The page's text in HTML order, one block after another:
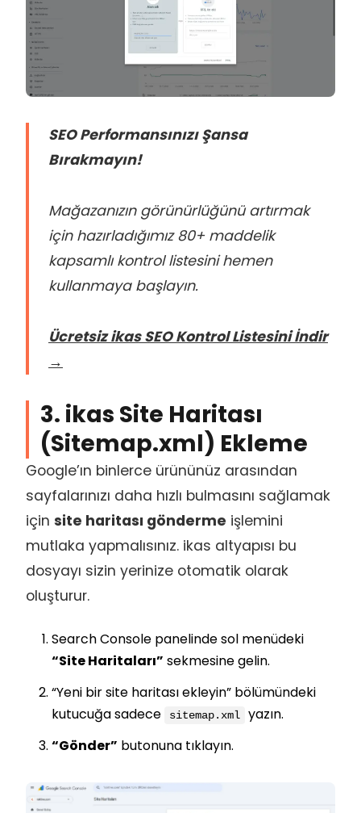
SEO Performansınızı Şansa
Bırakmayın!
Mağazanızın görünürlüğünü artırmak
için hazırladığımız 80+ maddelik
kapsamlı kontrol listesini hemen
kullanmaya başlayın.
Ücretsiz ikas SEO Kontrol Listesini İndir
→
3. ikas Site Haritası
(Sitemap.xml) Ekleme
Google’ın binlerce ürününüz arasından
sayfalarınızı daha hızlı bulmasını sağlamak
için site haritası gönderme işlemini
mutlaka yapmalısınız. ikas altyapısı bu
dosyayı sizin yerinize otomatik olarak
oluşturur.
Search Console panelinde sol menüdeki
“Site Haritaları” sekmesine gelin.
“Yeni bir site haritası ekleyin” bölümündeki
kutucuğa sadece
sitemap.xml
yazın.
“Gönder” butonuna tıklayın.